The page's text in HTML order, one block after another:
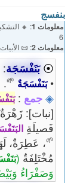
بنفسج
معلومات 1
6
معلومات 2 : 📜 الأبيات:
⦿ بَنَفْسَجَة:
• بَنَفْسَجَةٌ 🌱
.
◈ جمع :
[نبات]:
فَصيلَةِ
🌱، عَطِرَةٌ،
مُخْتَلِفَةٌ (
وَصَفْرَاءُ